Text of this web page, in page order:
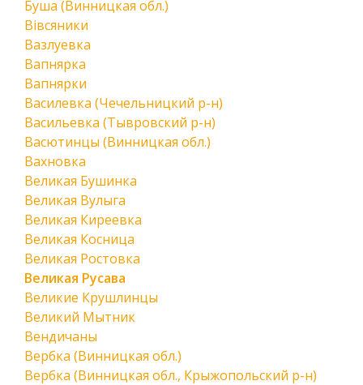
Буша (Винницкая обл.)
Вівсяники
Вазлуевка
Вапнярка
Вапнярки
Василевка (Чечельницкий р-н)
Васильевка (Тывровский р-н)
Васютинцы (Винницкая обл.)
Вахновка
Великая Бушинка
Великая Вулыга
Великая Киреевка
Великая Косница
Великая Ростовка
Великая Русава
Великие Крушлинцы
Великий Мытник
Вендичаны
Вербка (Винницкая обл.)
Вербка (Винницкая обл., Крыжопольский р-н)